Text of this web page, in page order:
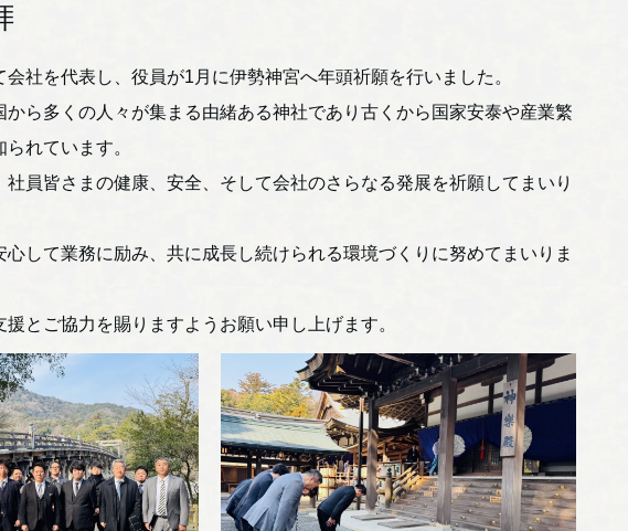
社を代表し、役員が1月に伊勢神宮へ年頭祈願を行いました。
から多くの人々が集まる由緒ある神社であり古くから国家安泰や産業繁
れています。
員皆さまの健康、安全、そして会社のさらなる発展を祈願してまいり
して業務に励み、共に成長し続けられる環境づくりに努めてまいりま
とご協力を賜りますようお願い申し上げます。